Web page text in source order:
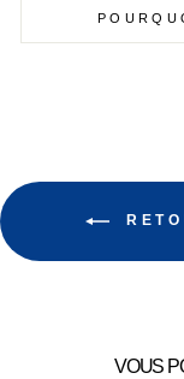
VOUS